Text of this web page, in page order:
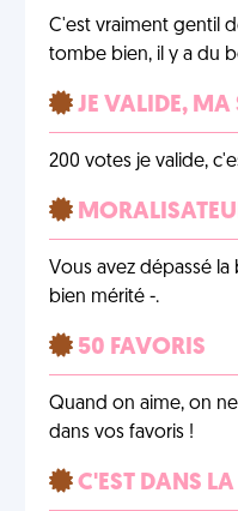
C'est vraiment gentil
tombe bien, il y a du
JE VALIDE, MA
200 votes je valide,
Vous avez dépassé la
bien mérité -.
50 FAVORIS
Quand on aime, on
dans vos favoris !
C'EST DANS